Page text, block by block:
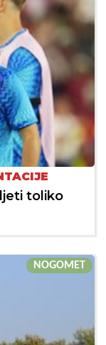
toliko
NOGOMET